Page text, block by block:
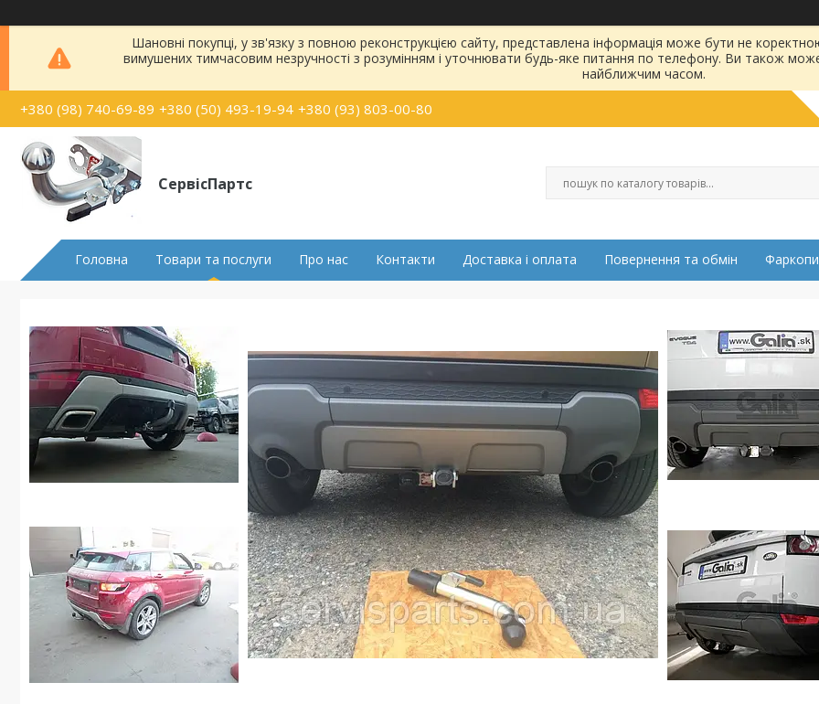
Шановні покупці, у зв'язку з повною реконструкцією сайту, представлена інформація може бути не
вимушених тимчасовим незручності з розумінням і уточнювати будь-яке питання по телефону. Ви також
найближчим часом.
+380 (98) 740-69-89 +380 (50) 493-19-94 +380 (93) 803-00-80
СервісПартс
Головна Товари та послуги Про нас Контакти Доставка і оплата Повернення та обмін